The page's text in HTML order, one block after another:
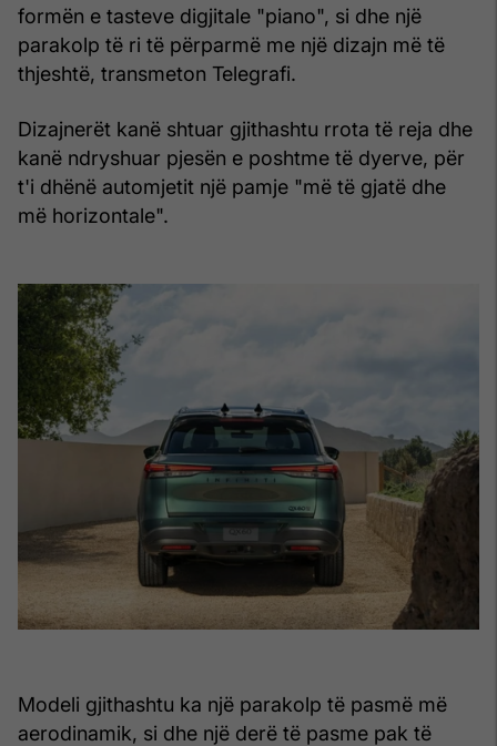
formën e tasteve digjitale "piano", si dhe një
parakolp të ri të përparmë me një dizajn më të
thjeshtë, transmeton Telegrafi.
Dizajnerët kanë shtuar gjithashtu rrota të reja dhe
kanë ndryshuar pjesën e poshtme të dyerve, për
t'i dhënë automjetit një pamje "më të gjatë dhe
më horizontale".
Modeli gjithashtu ka një parakolp të pasmë më
aerodinamik, si dhe një derë të pasme pak të